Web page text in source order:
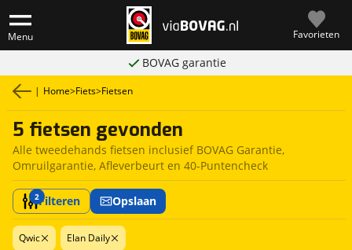
Menu Favorieten
BOVAG garantie
| Home>Fiets>Fietsen
5 fietsen gevonden
Alle tweedehands fietsen inclusief BOVAG Garantie,
Omruilgarantie, Afleverbeurt en 40-Puntencheck
2Filteren Opslaan
Qwic Elan Daily